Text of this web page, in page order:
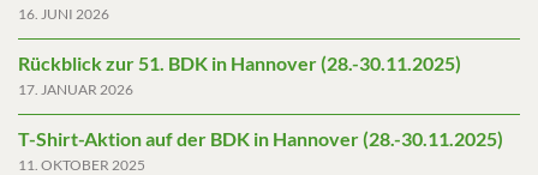
16. JUNI 2026
Rückblick zur 51. BDK in Hannover (28.-30.11.2025)
17. JANUAR 2026
T-Shirt-Aktion auf der BDK in Hannover (28.-30.11.2025)
11. OKTOBER 2025